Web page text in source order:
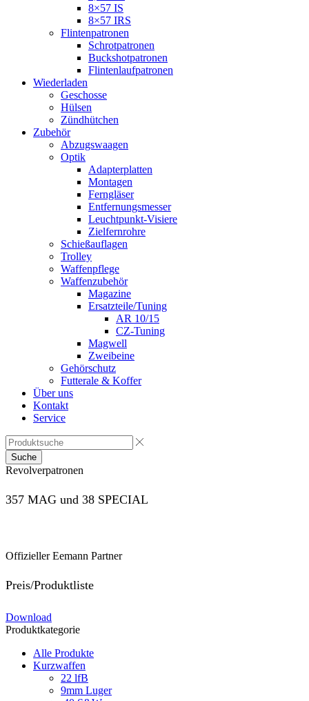
8×57 IS
8×57 IRS
Flintenpatronen
Schrotpatronen
Buckshotpatronen
Flintenlaufpatronen
Wiederladen
Geschosse
Hülsen
Zündhütchen
Zubehör
Abzugswaagen
Optik
Adapterplatten
Montagen
Ferngläser
Entfernungsmesser
Leuchtpunkt-Visiere
Zielfernrohre
Schießauflagen
Trolley
Waffenpflege
Waffenzubehör
Magazine
Ersatzteile/Tuning
AR 10/15
CZ-Tuning
Magwell
Zweibeine
Gehörschutz
Futterale & Koffer
Über uns
Kontakt
Service
Suche
Revolverpatronen
357 MAG und 38 SPECIAL
Offizieller Eemann Partner
Preis/Produktliste
Download
Produktkategorie
Alle Produkte
Kurzwaffen
22 lfB
9mm Luger